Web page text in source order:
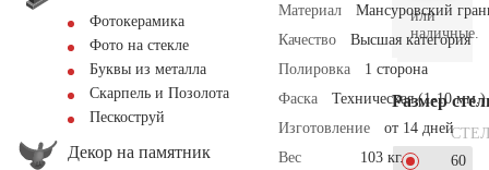
Фотокерамика
Фото на стекле
Буквы из металла
Скарпель и Позолота
Пескоструй
Декор на памятник
Материал
Мансуровский
Качество
Высшая категория
Полировка
1 сторона
Фаска
Техническая (1-10 мм.)
Изготовление
от 14 дней
Вес
103 кг.
или
наличные.
Размер
60